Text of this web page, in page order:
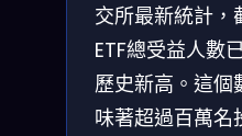
交所最新統計
ETF總受益人數
歷史新高。這
味著超過百萬名